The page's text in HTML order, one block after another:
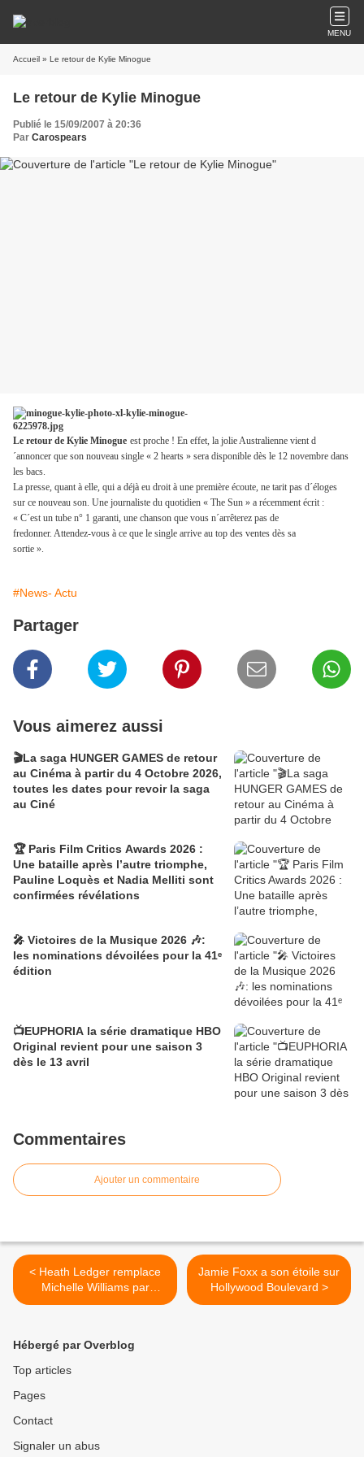
MENU
Accueil » Le retour de Kylie Minogue
Le retour de Kylie Minogue
Publié le 15/09/2007 à 20:36
Par Carospears
Le retour de Kylie Minogue est proche ! En effet, la jolie Australienne vient d
´annoncer que son nouveau single « 2 hearts » sera disponible dès le 12 novembre dans
les bacs.
La presse, quant à elle, qui a déjà eu droit à une première écoute, ne tarit pas d´éloges
sur ce nouveau son. Une journaliste du quotidien « The Sun » a récemment écrit :
« C´est un tube n° 1 garanti, une chanson que vous n´arrêterez pas de
fredonner. Attendez-vous à ce que le single arrive au top des ventes dès sa
sortie ».
#News- Actu
Partager
Vous aimerez aussi
🎬La saga HUNGER GAMES de retour
au Cinéma à partir du 4 Octobre 2026,
toutes les dates pour revoir la saga
au Ciné
🏆 Paris Film Critics Awards 2026 :
Une bataille après l’autre triomphe,
Pauline Loquès et Nadia Melliti sont
confirmées révélations
🎤 Victoires de la Musique 2026 🎶:
les nominations dévoilées pour la 41ᵉ
édition
📺EUPHORIA la série dramatique HBO
Original revient pour une saison 3
dès le 13 avril
Commentaires
Ajouter un commentaire
< Heath Ledger remplace
Michelle Williams par
Helena Christensen
Jamie Foxx a son étoile sur
Hollywood Boulevard >
Hébergé par Overblog
Top articles
Pages
Contact
Signaler un abus